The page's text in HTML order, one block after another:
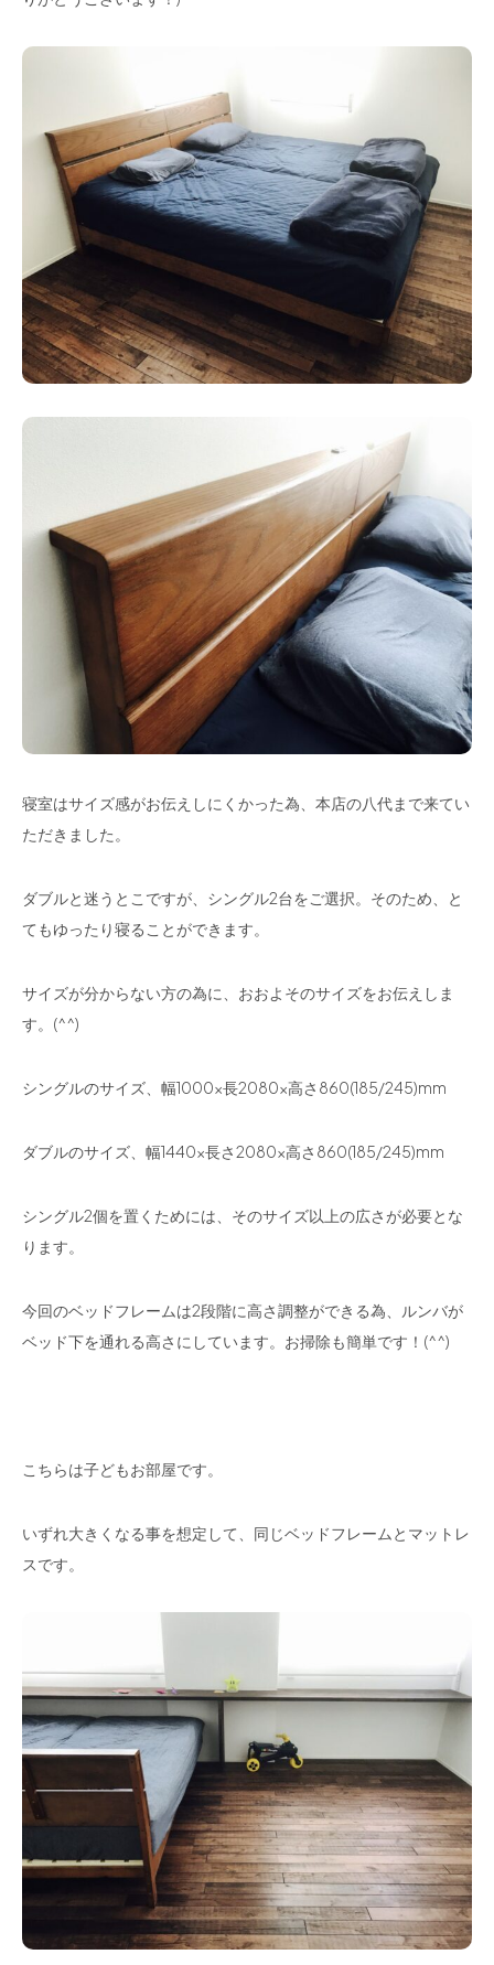
寝室はサイズ感がお伝えしにくかった為、本店の八代まで来てい
ただきました。
ダブルと迷うとこですが、シングル2台をご選択。そのため、と
てもゆったり寝ることができます。
サイズが分からない方の為に、おおよそのサイズをお伝えしま
す。(^^)
シングルのサイズ、幅1000×長2080×高さ860(185/245)mm
ダブルのサイズ、幅1440×長さ2080×高さ860(185/245)mm
シングル2個を置くためには、そのサイズ以上の広さが必要とな
ります。
今回のベッドフレームは2段階に高さ調整ができる為、ルンバが
ベッド下を通れる高さにしています。お掃除も簡単です！(^^)
こちらは子どもお部屋です。
いずれ大きくなる事を想定して、同じベッドフレームとマットレ
スです。